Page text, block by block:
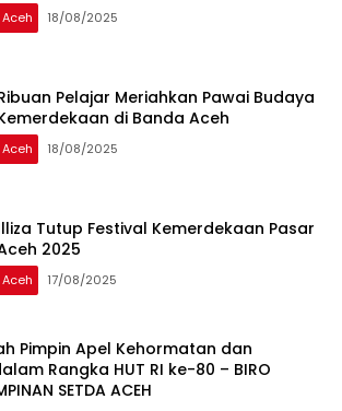
Aceh 18/08/2025
Pelajar Meriahkan Pawai Budaya
di Banda Aceh
Aceh 18/08/2025
Tutup Festival Kemerdekaan Pasar
2025
Aceh 17/08/2025
Pimpin Apel Kehormatan dan
Rangka HUT RI ke-80 – BIRO
SETDA ACEH